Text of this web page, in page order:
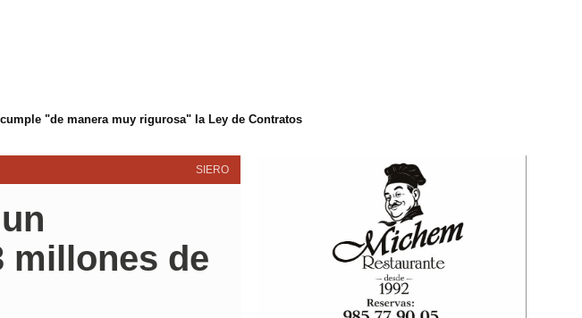
"de manera muy rigurosa" la Ley de Contratos
SIERO
millones de